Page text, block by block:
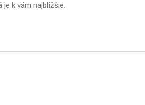
k vám najbližšie.